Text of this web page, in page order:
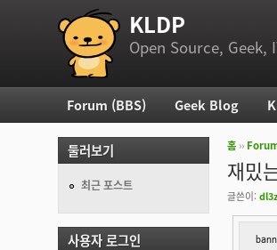
부 메뉴 KLDP
Open Source, Geek,
현재 위
홈 ››
재밌
글쓴이:
주 메뉴
Forum (BBS) Geek Blog
둘러보기
최근 포스트
사용자 로그인